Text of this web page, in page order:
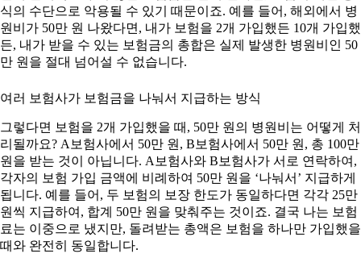
식의 수단으로 악용될 수 있기 때문이죠. 예를 들어, 해외에서 병
원비가 50만 원 나왔다면, 내가 보험을 2개 가입했든 10개 가입했
든, 내가 받을 수 있는 보험금의 총합은 실제 발생한 병원비인 50
만 원을 절대 넘어설 수 없습니다.
여러 보험사가 보험금을 나눠서 지급하는 방식
그렇다면 보험을 2개 가입했을 때, 50만 원의 병원비는 어떻게 처
리될까요? A보험사에서 50만 원, B보험사에서 50만 원, 총 100만
원을 받는 것이 아닙니다. A보험사와 B보험사가 서로 연락하여,
각자의 보험 가입 금액에 비례하여 50만 원을 ‘나눠서’ 지급하게
됩니다. 예를 들어, 두 보험의 보장 한도가 동일하다면 각각 25만
원씩 지급하여, 합계 50만 원을 맞춰주는 것이죠. 결국 나는 보험
료는 이중으로 냈지만, 돌려받는 총액은 보험을 하나만 가입했을
때와 완전히 동일합니다.